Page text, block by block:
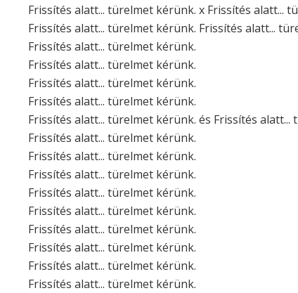
Frissítés alatt... türelmet kérünk. x Frissítés alatt...
Frissítés alatt... türelmet kérünk. Frissítés alatt...
Frissítés alatt... türelmet kérünk.
Frissítés alatt... türelmet kérünk.
Frissítés alatt... türelmet kérünk.
Frissítés alatt... türelmet kérünk.
Frissítés alatt... türelmet kérünk. és Frissítés alatt...
Frissítés alatt... türelmet kérünk.
Frissítés alatt... türelmet kérünk.
Frissítés alatt... türelmet kérünk.
Frissítés alatt... türelmet kérünk.
Frissítés alatt... türelmet kérünk.
Frissítés alatt... türelmet kérünk.
Frissítés alatt... türelmet kérünk.
Frissítés alatt... türelmet kérünk.
Frissítés alatt... türelmet kérünk.